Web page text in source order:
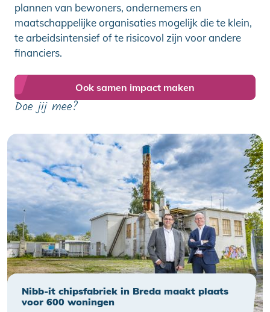
plannen van bewoners, ondernemers en
maatschappelijke organisaties mogelijk die te klein,
te arbeidsintensief of te risicovol zijn voor andere
financiers.
Ook samen impact maken
Doe jij mee?
Nibb-it chipsfabriek in Breda maakt plaats
voor 600 woningen